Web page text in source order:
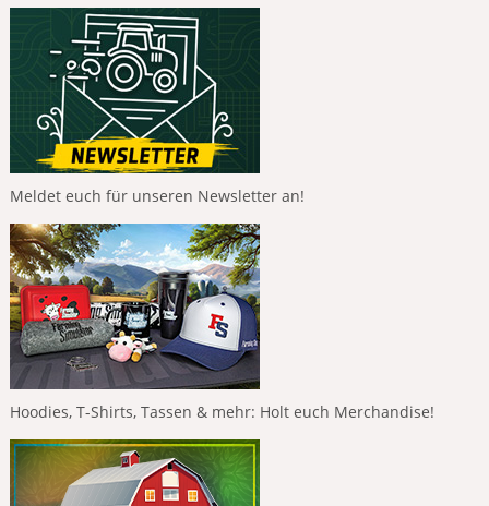
Meldet euch für unseren Newsletter an!
Hoodies, T-Shirts, Tassen & mehr: Holt euch Merchandise!